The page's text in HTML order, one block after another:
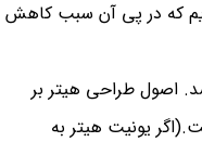
که در پی آن سبب کاهش
اصول طراحی هیتر بر
یونیت هیتر به